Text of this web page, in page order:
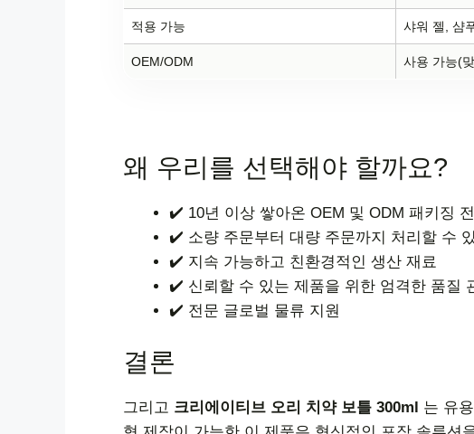
적용 가능 샤워 젤, 샴
OEM/ODM 사용 가능(
왜 우리를 선택해야 할까요?
✔️ 10년 이상 쌓아온 OEM 및 ODM 패키징
✔️ 소량 주문부터 대량 주문까지 처리할 수
✔️ 지속 가능하고 친환경적인 생산 재료
✔️ 신뢰할 수 있는 제품을 위한 엄격한 품질
✔️ 전문 글로벌 물류 지원
결론
그리고 크리에이티브 오리 치약 보틀 300ml 는 유